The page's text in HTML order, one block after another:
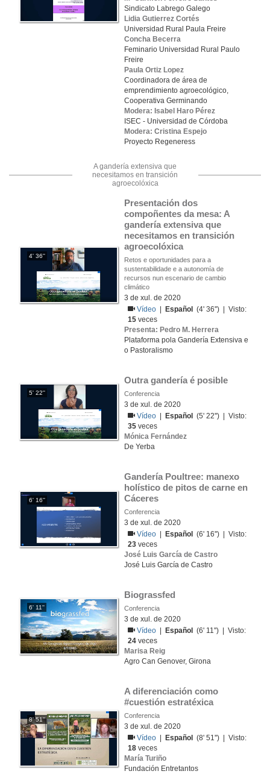
Sindicato Labrego Galego
Lidia Gutierrez Cortés
Universidad Rural Paula Freire
Concha Becerra
Feminario Universidad Rural Paulo
Freire
Paula Ortiz Lopez
Coordinadora de área de
emprendimiento agroecológico,
Cooperativa Germinando
Modera: Isabel Haro Pérez
ISEC - Universidad de Córdoba
Modera: Cristina Espejo
Proyecto Regeneress
A gandería extensiva que
necesitamos en transición
agroecolóxica
4' 36''
Presentación dos
compoñentes da mesa: A
gandería extensiva que
necesitamos en transición
agroecolóxica
Retos e oportunidades para a
sustentabilidade e a autonomía de
recursos nun escenario de cambio
climático
3 de xul. de 2020
Vídeo
Español
(4' 36'') | Visto:
15 veces
Presenta: Pedro M. Herrera
Plataforma pola Gandería Extensiva e
o Pastoralismo
5' 22''
Outra gandería é posible
Conferencia
3 de xul. de 2020
Vídeo
Español
(5' 22'') | Visto:
35 veces
Mónica Fernández
De Yerba
6' 16''
Gandería Poultree: manexo
holístico de pitos de carne en
Cáceres
Conferencia
3 de xul. de 2020
Vídeo
Español
(6' 16'') | Visto:
23 veces
José Luis García de Castro
José Luis García de Castro
6' 11''
Biograssfed
Conferencia
3 de xul. de 2020
Vídeo
Español
(6' 11'') | Visto:
24 veces
Marisa Reig
Agro Can Genover, Girona
8' 51''
A diferenciación como
#cuestión estratéxica
Conferencia
3 de xul. de 2020
Vídeo
Español
(8' 51'') | Visto:
18 veces
María Turiño
Fundación Entretantos